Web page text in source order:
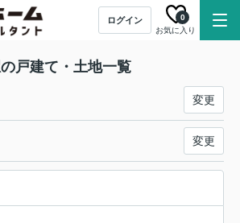
ログイン
お気に入り
0
戸建て・土地一覧
変更
変更